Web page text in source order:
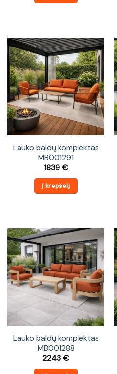
Lauko baldų komplektas
MB001291
1839€
Į krepšelį
Lauko baldų komplektas
MB001288
2243€